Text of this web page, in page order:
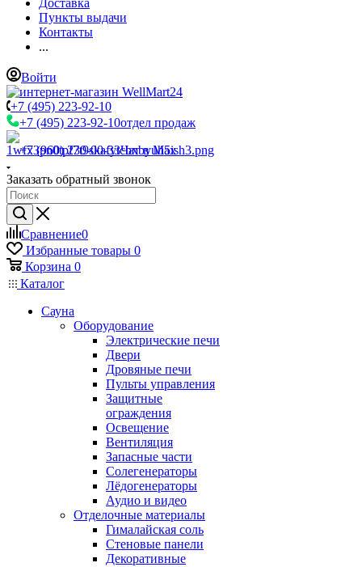
Доставка
Пункты выдачи
Контакты
...
Войти
+7 (495) 223-92-10
+7 (495) 223-92-10отдел продаж
+7 (960) 230-00-33Чат в Max
Заказать обратный звонок
Сравнение0
Избранные товары 0
Корзина 0
Каталог
Сауна
Оборудование
Электрические печи
Двери
Дровяные печи
Пульты управления
Защитные
ограждения
Освещение
Вентиляция
Запасные части
Солегенераторы
Лёдогенераторы
Аудио и видео
Отделочные материалы
Гималайская соль
Стеновые панели
Декоративные